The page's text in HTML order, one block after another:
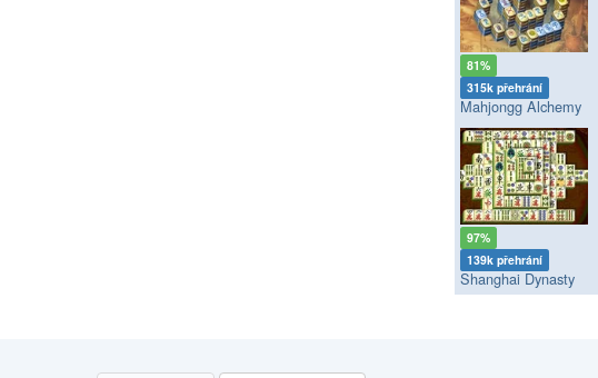
81%
315k přehrání
Mahjongg Alchemy
97%
139k přehrání
Shanghai Dynasty